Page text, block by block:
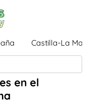
Castilla-La
en el